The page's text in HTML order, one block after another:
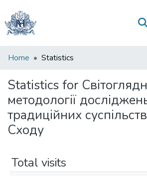
Communities
Collections
All of DSpace
Home Statistics
Statistics for
методології
традиційних
Сходу
Total visits